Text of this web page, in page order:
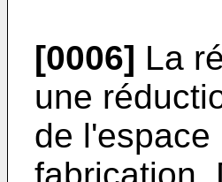
[0006] La
une
de l'espace